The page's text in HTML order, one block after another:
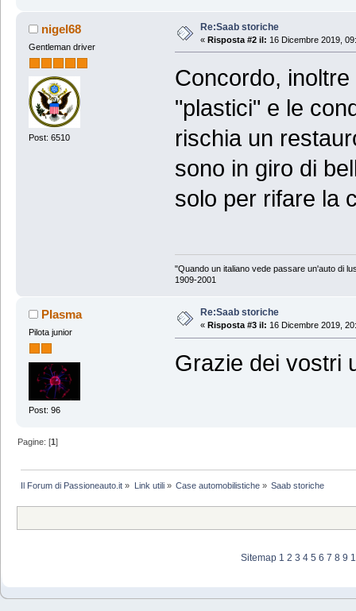
nigel68
Gentleman driver
Post: 6510
Re:Saab storiche
« Risposta #2 il: 16 Dicembre 2019,
Concordo,
"plastici" e le
rischia un
sono in giro di
solo per rifare la
"Quando un italiano vede passare un'auto di
1909-2001
PIasma
Pilota junior
Post: 96
Re:Saab storiche
« Risposta #3 il: 16 Dicembre 2019,
Grazie dei vostri
Pagine: [1]
Il Forum di Passioneauto.it » Link utili» Case automobilistiche» Saab storiche
Sitemap 1 2 3 4 5 6 7 8 9